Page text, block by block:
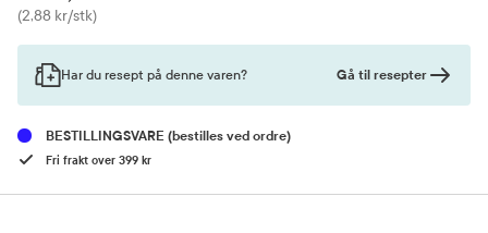
Pris
(2,88 kr/stk)
Har du resept på denne varen? Gå til resepter
BESTILLINGSVARE(bestilles ved ordre)
Fri frakt over 399 kr